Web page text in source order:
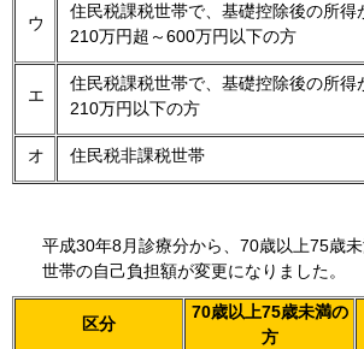
ウ
住民税課税世帯で、基礎控除後の所得
210万円超～600万円以下の方
エ
住民税課税世帯で、基礎控除後の所得
210万円以下の方
オ 住民税非課税世帯
平成30年8月診療分から、70歳以上75歳
世帯の自己負担額が変更になりました。
区分
70歳以上75歳未満の
方